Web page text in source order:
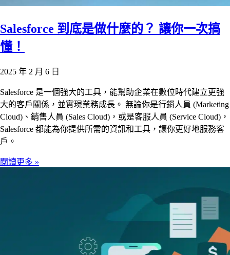
Salesforce 到底是做什麼的？ 讓你一次搞
懂！
2025 年 2 月 6 日
Salesforce 是一個強大的工具，能幫助企業在數位時代建立更強
大的客戶關係，並實現業務成長。 無論你是行銷人員 (Marketing
Cloud)、銷售人員 (Sales Cloud)，或是客服人員 (Service Cloud)，
Salesforce 都能為你提供所需的資訊和工具，讓你更好地服務客
戶。
閱讀更多 »